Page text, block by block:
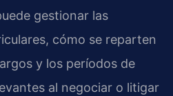
gestionar las
cómo se reparten
y los períodos de
al negociar o litigar